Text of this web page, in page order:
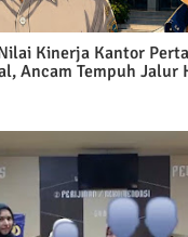
Kinerja Kantor
Ancam Tempuh Jalur